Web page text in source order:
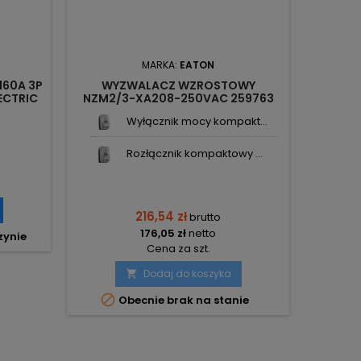
3P
MARKA: EATON
WYZWALACZ WZROSTOWY
NZM2/3-XA208-250VAC 259763
Wyłącznik mocy kompakt...
Rozłącznik kompaktowy ...
216,54 złbrutto
176,05 złnetto
Cena za szt.
 Dodaj do koszyka
 Obecnie brak na stanie